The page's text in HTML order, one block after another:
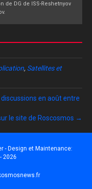
de DG de ISS-Reshetnyov
, Satellites et
en août entre
le site de Roscosmos →
- Design et Maintenance:
2026